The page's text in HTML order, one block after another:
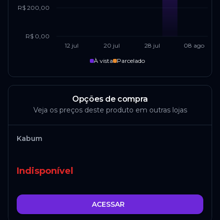
12 jul 20 jul 28 jul 08 ago
R$ 0,00
R$ 200,00
À vista Parcelado
Opções de compra
Veja os preços deste produto em outras lojas
Kabum
Indisponível
ACESSAR